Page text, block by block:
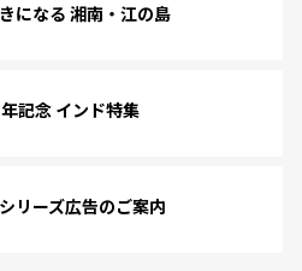
になる 湘南・江の島
記念 インド特集
リーズ広告のご案内